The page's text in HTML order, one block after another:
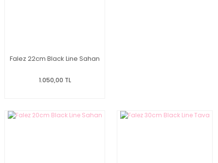
Falez 22cm Black Line Sahan
1.050,00 TL